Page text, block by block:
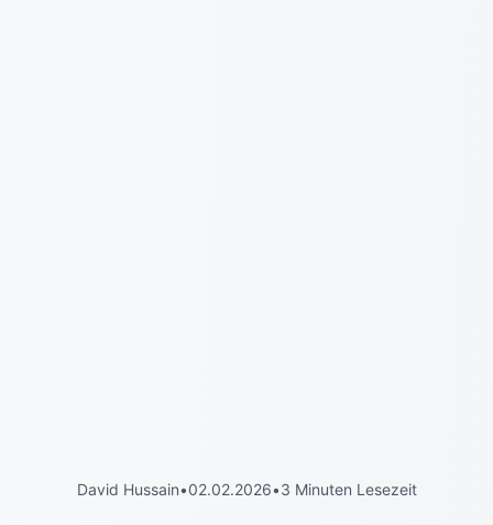
David Hussain•02.02.2026•3 Minuten Lesezeit